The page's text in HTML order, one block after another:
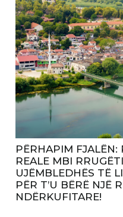
PËRHAPIM FJALËN:
REALE MBI
UJËMBLEDHËS TË
PËR T’U BËRË NJË
NDËRKUFITARE!